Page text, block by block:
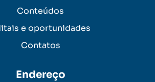
Conteúdos
e oportunidades
Contatos
Endereço